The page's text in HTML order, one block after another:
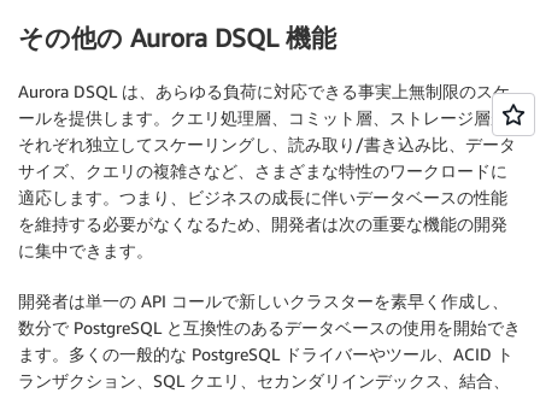
その他の Aurora DSQL 機能
Aurora DSQL は、あらゆる負荷に対応できる事実上無制限のスケ
ールを提供します。クエリ処理層、コミット層、ストレージ層が
それぞれ独立してスケーリングし、読み取り/書き込み比、データ
サイズ、クエリの複雑さなど、さまざまな特性のワークロードに
適応します。つまり、ビジネスの成長に伴いデータベースの性能
を維持する必要がなくなるため、開発者は次の重要な機能の開発
に集中できます。
開発者は単一の API コールで新しいクラスターを素早く作成し、
数分で PostgreSQL と互換性のあるデータベースの使用を開始でき
ます。多くの一般的な PostgreSQL ドライバーやツール、ACID ト
ランザクション、SQL クエリ、セカンダリインデックス、結合、